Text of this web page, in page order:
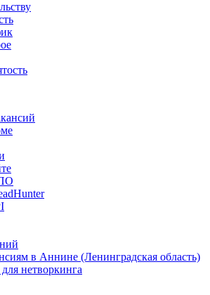
в Аннине (Ленинградская область)
нетворкинга